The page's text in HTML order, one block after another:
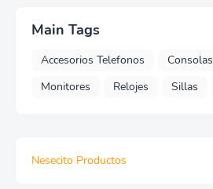
Main Tags
Accesorios Telefonos Consolas
Monitores
Relojes Sillas
Nesecito Productos